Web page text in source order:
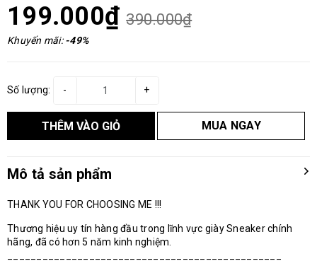
199.000₫ 390.000₫
Khuyến mãi:-49%
Số lượng: +
-
THÊM VÀO GIỎ MUA NGAY
Mô tả sản phẩm
THANK YOU FOR CHOOSING ME !!!
Thương hiệu uy tín hàng đầu trong lĩnh vực giày Sneaker chính
hãng, đã có hơn 5 năm kinh nghiệm.